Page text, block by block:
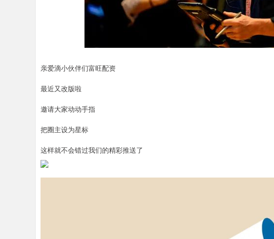
亲爱滴小伙伴们富旺配资
最近又改版啦
邀请大家动动手指
把圈主设为星标
这样就不会错过我们的精彩推送了
200.89 1.42%